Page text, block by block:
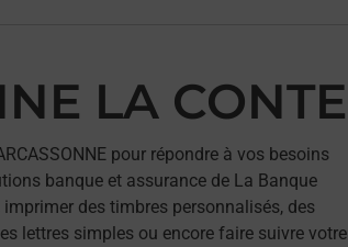
LA CONTE
pour répondre à vos besoins
banque et assurance de La Banque
des timbres personnalisés, des
lettres simples ou encore faire suivre votre